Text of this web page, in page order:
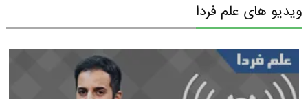
ویدیو های علم فردا